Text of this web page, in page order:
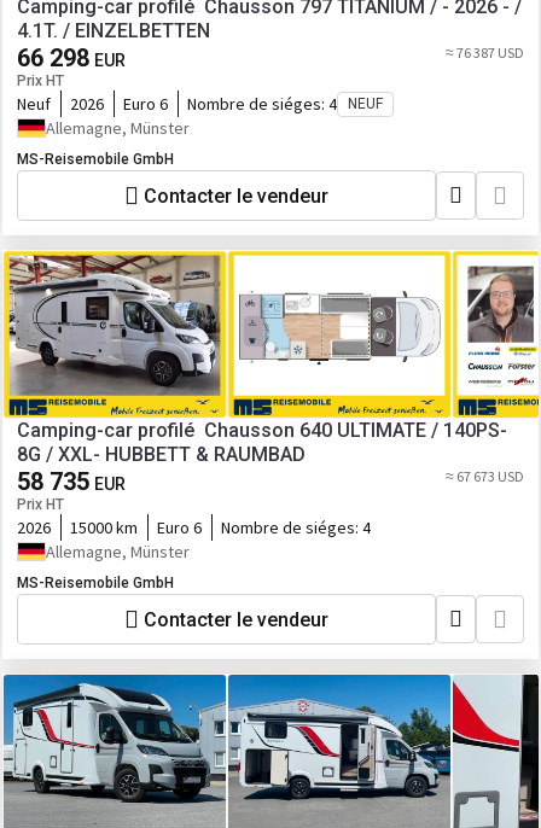
Camping-car profilé Chausson 797 TITANIUM / - 2026 - /
4.1T. / EINZELBETTEN
66 298 EUR
Prix HT
≈ 76 387 USD
Neuf 2026 Euro 6 Nombre de siéges: 4 NEUF
Allemagne, Münster
MS-Reisemobile GmbH
Contacter le vendeur
Camping-car profilé Chausson 640 ULTIMATE / 140PS-
8G / XXL- HUBBETT & RAUMBAD
58 735 EUR
Prix HT
≈ 67 673 USD
2026 15000 km Euro 6 Nombre de siéges: 4
Allemagne, Münster
MS-Reisemobile GmbH
Contacter le vendeur